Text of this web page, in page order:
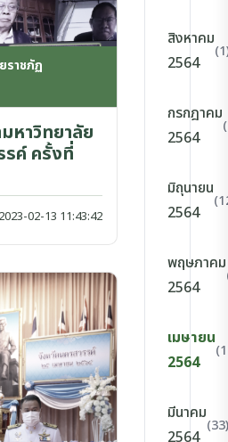
ราชภัฏ
หาวิทยาลัย
รค์ ครั้งที่
2023-02-13 11:43:42
สิงหาคม
2564
กรกฎาคม
2564
มิถุนายน
2564
พฤษภาคม
2564
เมษายน
2564
มีนาคม
2564
(33)